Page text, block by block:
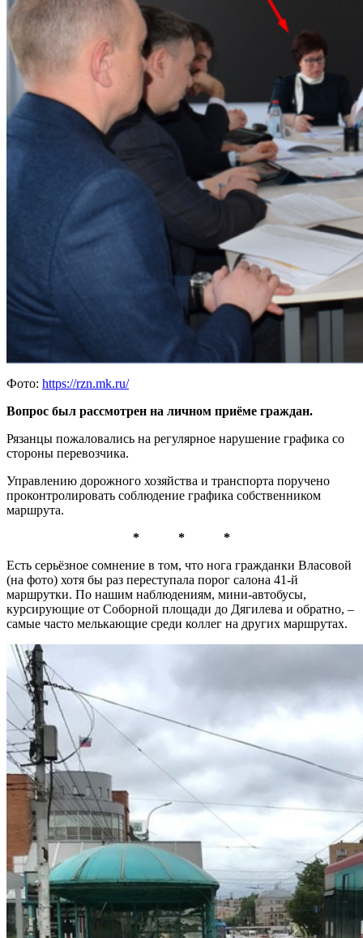
Фото: https://rzn.mk.ru/
Вопрос был рассмотрен на личном приёме граждан.
Рязанцы пожаловались на регулярное нарушение графика со
стороны перевозчика.
Управлению дорожного хозяйства и транспорта поручено
проконтролировать соблюдение графика собственником
маршрута.
* * *
Есть серьёзное сомнение в том, что нога гражданки Власовой
(на фото) хотя бы раз переступала порог салона 41-й
маршрутки. По нашим наблюдениям, мини-автобусы,
курсирующие от Соборной площади до Дягилева и обратно, –
самые часто мелькающие среди коллег на других маршрутах.